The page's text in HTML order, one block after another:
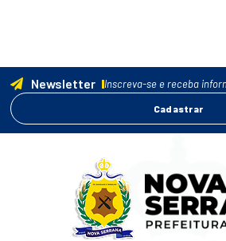
Newsletter Inscreva-se e receba
Cadastrar